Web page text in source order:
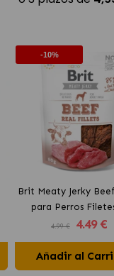
-10%
Brit Meaty Jerky
para Perros
Ternera
4.99 € 4.49 €
Añadir al